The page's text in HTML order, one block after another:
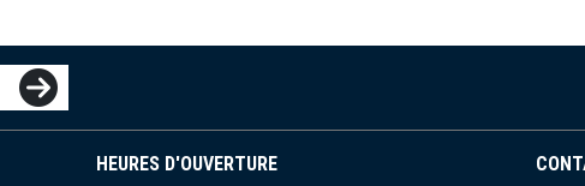
HEURES D'OUVERTURE